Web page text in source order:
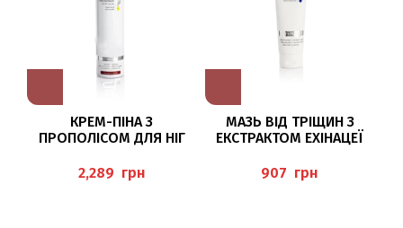
КРЕМ-ПІНА З
ПРОПОЛІСОМ ДЛЯ НІГ
PROPOLIS), PEDIBAEHR
грн
МАЗЬ ВІД ТРІЩИН З
ЕКСТРАКТОМ ЕХІНАЦЕЇ
(SCHRUNDENSALBE MIT
ECHINACEA), PEDIBAEHR
грн